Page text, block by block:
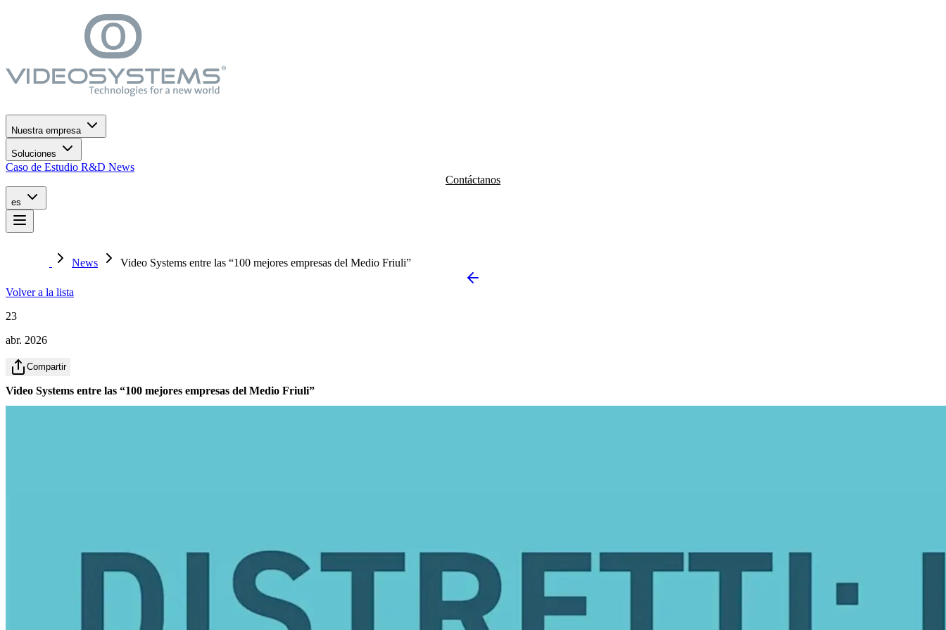
Ir al menú de navegación
Ir al contenido principal
Nuestra empresa
Soluciones
Caso de Estudio R&D News
Contáctanos
es
News Video Systems entre las “100 mejores empresas del Medio Friuli”
Volver a la lista
23
abr. 2026
Compartir
Video Systems entre las “100 mejores empresas del Medio Friuli”